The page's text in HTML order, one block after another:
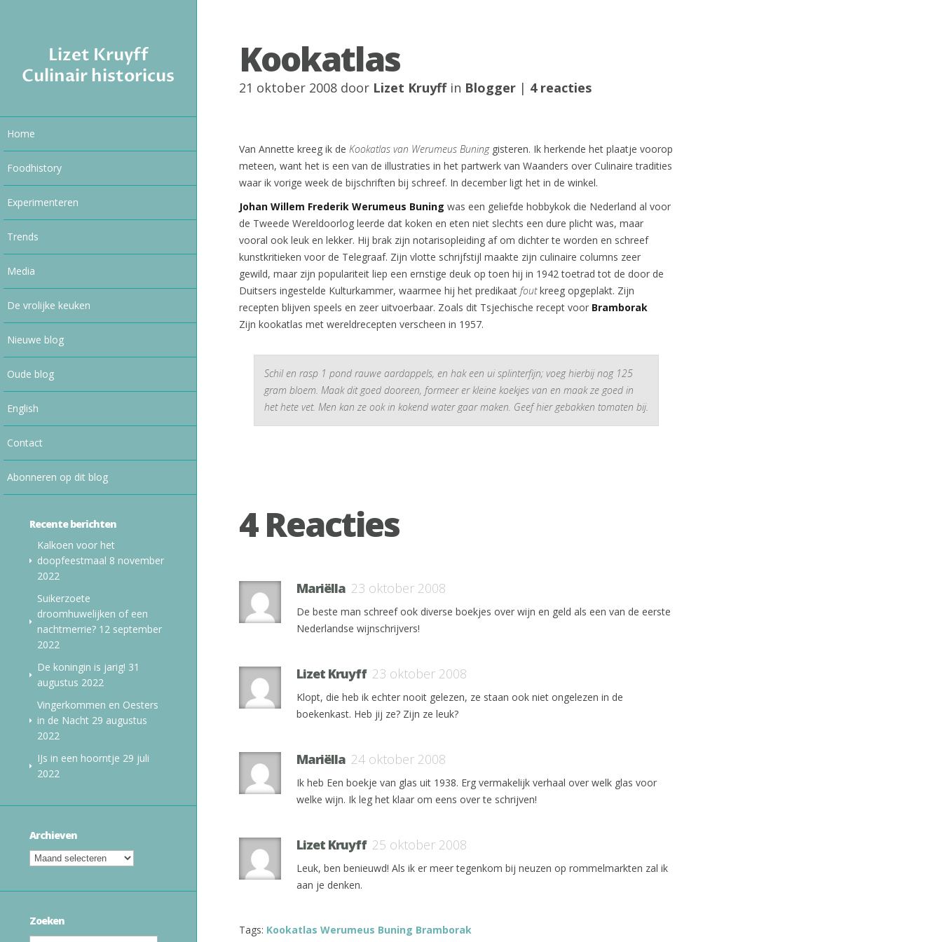
Lizet Kruyff
Culinair historicus
Home
Foodhistory
Experimenteren
Trends
Media
De vrolijke keuken
Nieuwe blog
Oude blog
English
Contact
Abonneren op dit blog
Recente berichten
Kalkoen voor het
doopfeestmaal 8 november
2022
Suikerzoete
droomhuwelijken of een
nachtmerrie? 12 september
2022
De koningin is jarig! 31
augustus 2022
Vingerkommen en Oesters
in de Nacht 29 augustus
2022
IJs in een hoorntje 29 juli
2022
Archieven
Zoeken
Kookatlas
21 oktober 2008 door Lizet Kruyffin Blogger | 4 reacties
Van Annette kreeg ik de Kookatlas van Werumeus Buning gisteren. Ik herkende het plaatje voorop
meteen, want het is een van de illustraties in het partwerk van Waanders over Culinaire tradities
waar ik vorige week de bijschriften bij schreef. In december ligt het in de winkel.
Johan Willem Frederik Werumeus Buning was een geliefde hobbykok die Nederland al voor
de Tweede Wereldoorlog leerde dat koken en eten niet slechts een dure plicht was, maar
vooral ook leuk en lekker. Hij brak zijn notarisopleiding af om dichter te worden en schreef
kunstkritieken voor de Telegraaf. Zijn vlotte schrijfstijl maakte zijn culinaire columns zeer
gewild, maar zijn populariteit liep een ernstige deuk op toen hij in 1942 toetrad tot de door de
Duitsers ingestelde Kulturkammer, waarmee hij het predikaat foutkreeg opgeplakt. Zijn
recepten blijven speels en zeer uitvoerbaar. Zoals dit Tsjechische recept voor Bramborak
Zijn kookatlas met wereldrecepten verscheen in 1957.
Schil en rasp 1 pond rauwe aardappels, en hak een ui splinterfijn; voeg hierbij nog 125
gram bloem. Maak dit goed dooreen, formeer er kleine koekjes van en maak ze goed in
het hete vet. Men kan ze ook in kokend water gaar maken. Geef hier gebakken tomaten bij.
4 Reacties
Mariëlla 23 oktober 2008
De beste man schreef ook diverse boekjes over wijn en geld als een van de eerste
Nederlandse wijnschrijvers!
Lizet Kruyff 23 oktober 2008
Klopt, die heb ik echter nooit gelezen, ze staan ook niet ongelezen in de
boekenkast. Heb jij ze? Zijn ze leuk?
Mariëlla 24 oktober 2008
Ik heb Een boekje van glas uit 1938. Erg vermakelijk verhaal over welk glas voor
welke wijn. Ik leg het klaar om eens over te schrijven!
Lizet Kruyff 25 oktober 2008
Leuk, ben benieuwd! Als ik er meer tegenkom bij neuzen op rommelmarkten zal ik
aan je denken.
Tags: Kookatlas Werumeus Buning Bramborak